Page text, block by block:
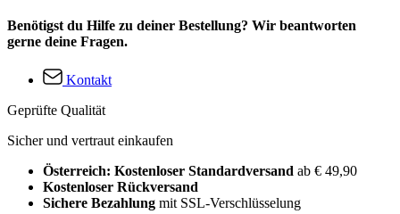
Benötigst du Hilfe zu deiner Bestellung? Wir beantworten
gerne deine Fragen.
Kontakt
Geprüfte Qualität
Sicher und vertraut einkaufen
Österreich: Kostenloser Standardversand ab € 49,90
Kostenloser Rückversand
Sichere Bezahlung mit SSL-Verschlüsselung